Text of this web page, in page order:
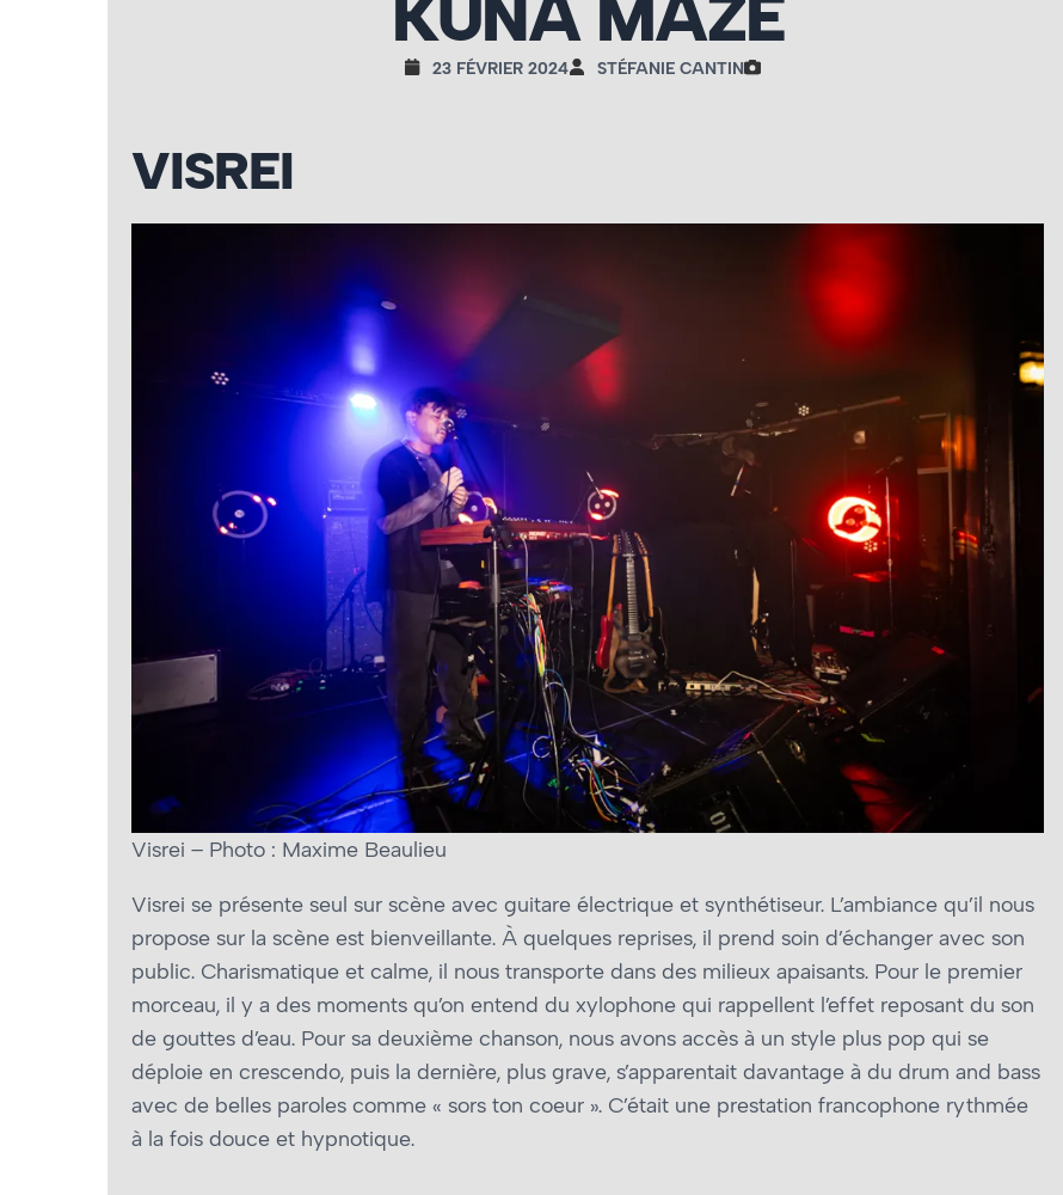
KUNA MAZE
23 FÉVRIER 2024 STÉFANIE CANTIN
VISREI
Visrei – Photo : Maxime Beaulieu
Visrei se présente seul sur scène avec guitare électrique et synthétiseur. L’ambiance qu’il nous
propose sur la scène est bienveillante. À quelques reprises, il prend soin d’échanger avec son
public. Charismatique et calme, il nous transporte dans des milieux apaisants. Pour le premier
morceau, il y a des moments qu’on entend du xylophone qui rappellent l’effet reposant du son
de gouttes d’eau. Pour sa deuxième chanson, nous avons accès à un style plus pop qui se
déploie en crescendo, puis la dernière, plus grave, s’apparentait davantage à du drum and bass
avec de belles paroles comme « sors ton coeur ». C’était une prestation francophone rythmée
à la fois douce et hypnotique.